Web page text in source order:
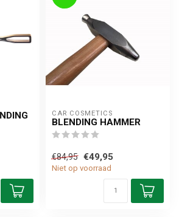
CAR COSMETICS
BLENDING HAMMER
€84,95 €49,95
Niet op voorraad